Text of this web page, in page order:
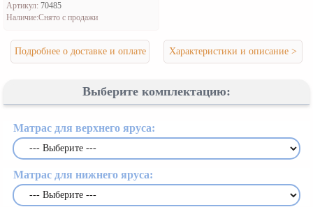
Артикул: 70485
Наличие:Снято с продажи
Подробнее о доставке и оплате Характеристики и описание >
Выберите комплектацию:
Матрас для верхнего яруса:
Матрас для нижнего яруса: